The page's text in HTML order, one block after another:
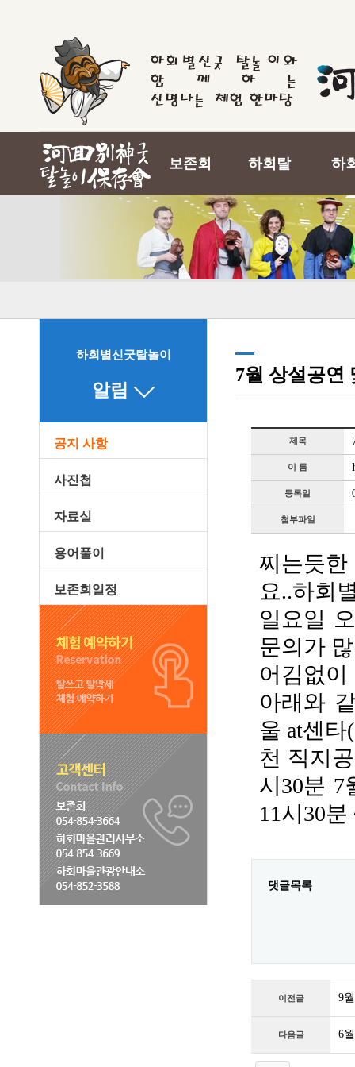
보존회 하회탈 하
하회별신굿탈놀이
알림
공지 사항
사진첩
자료실
용어풀이
보존회일정
7월 상설공연
제목
이 름
등록일
첨부파일
찌는듯한
요..하회
일요일
문의가
어김없
아래와
울 at센
천 직지
시30분 7
11시30분
댓글목록
이전글 9
다음글 6